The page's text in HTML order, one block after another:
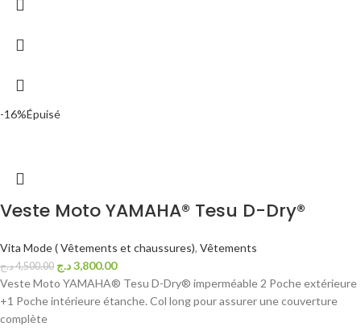
-16%Épuisé
Veste Moto YAMAHA® Tesu D-Dry®
Vita Mode ( Vêtements et chaussures), Vêtements
4,500.00د.ج 3,800.00د.ج
Veste Moto YAMAHA® Tesu D-Dry® imperméable 2 Poche extérieure
+1 Poche intérieure étanche. Col long pour assurer une couverture
complète